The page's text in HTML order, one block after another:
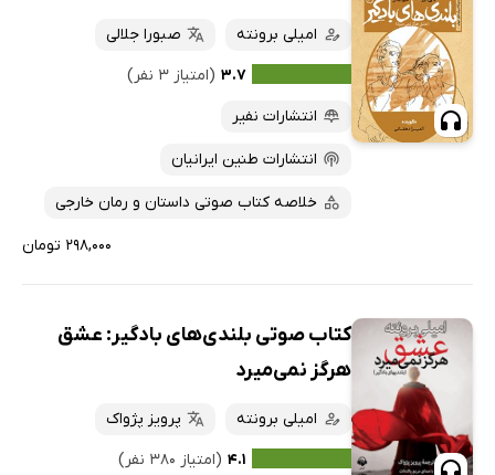
امیلی برونته
صبورا جلالی
۳.۷ (امتیاز ۳ نفر)
انتشارات نفیر
انتشارات طنین ایرانیان
خلاصه کتاب صوتی داستان و رمان خارجی
۲۹۸,۰۰۰ تومان
کتاب صوتی بلندی‌های بادگیر: عشق
هرگز نمی‌میرد
امیلی برونته
پرویز پژواک
۴.۱ (امتیاز ۳۸۰ نفر)